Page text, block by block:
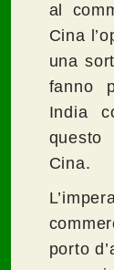
al
Cina
una
fanno
India
Cina.
porto